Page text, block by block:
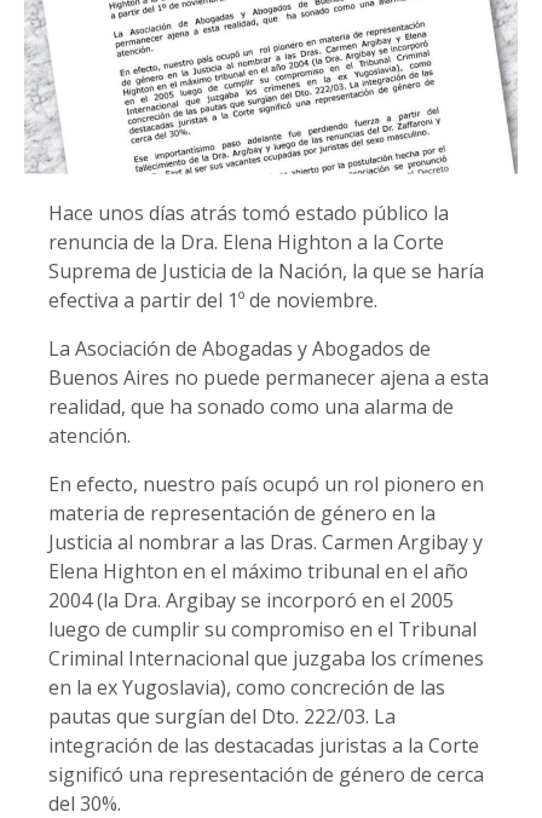
Hace unos días atrás tomó estado público la
renuncia de la Dra. Elena Highton a la Corte
Suprema de Justicia de la Nación, la que se haría
efectiva a partir del 1º de noviembre.
La Asociación de Abogadas y Abogados de
Buenos Aires no puede permanecer ajena a esta
realidad, que ha sonado como una alarma de
atención.
En efecto, nuestro país ocupó un rol pionero en
materia de representación de género en la
Justicia al nombrar a las Dras. Carmen Argibay y
Elena Highton en el máximo tribunal en el año
2004 (la Dra. Argibay se incorporó en el 2005
luego de cumplir su compromiso en el Tribunal
Criminal Internacional que juzgaba los crímenes
en la ex Yugoslavia), como concreción de las
pautas que surgían del Dto. 222/03. La
integración de las destacadas juristas a la Corte
significó una representación de género de cerca
del 30%.